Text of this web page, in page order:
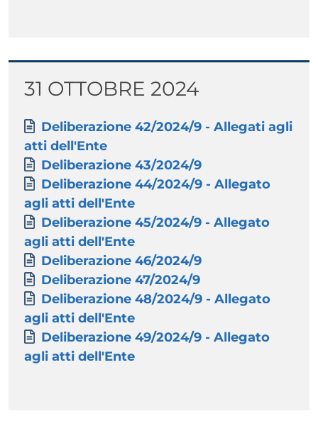
Titolo
31 OTTOBRE 2024
Paragrafo
Allegati
Documento
Deliberazione 42/2024/9 - Allegati agli
atti dell'Ente
Documento
Deliberazione 43/2024/9
Documento
Deliberazione 44/2024/9 - Allegato
agli atti dell'Ente
Documento
Deliberazione 45/2024/9 - Allegato
agli atti dell'Ente
Documento
Deliberazione 46/2024/9
Documento
Deliberazione 47/2024/9
Documento
Deliberazione 48/2024/9 - Allegato
agli atti dell'Ente
Documento
Deliberazione 49/2024/9 - Allegato
agli atti dell'Ente